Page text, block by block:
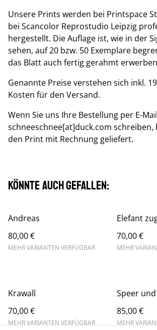
Unsere Prints werden bei Printspace
bei Scancolor Reprostudio Leipzig
hergestellt. Die Auflage ist, wie in der
sehen, auf 20 bzw. 50 Exemplare
das Blatt auch fertig gerahmt
Genannte Preise verstehen sich inkl.
Kosten für den Versand.
Wenn Sie uns Ihre Bestellung per E-
schneeschnee[at]duck.com schreiben,
den Print mit Rechnung geliefert.
Könnte auch gefallen:
Andreas
80,00 €
MEHR VARIANTEN VERFÜGBAR
Elefant
70,00 €
MEHR
Krawall
70,00 €
MEHR VARIANTEN VERFÜGBAR
Speer
85,00 €
MEHR